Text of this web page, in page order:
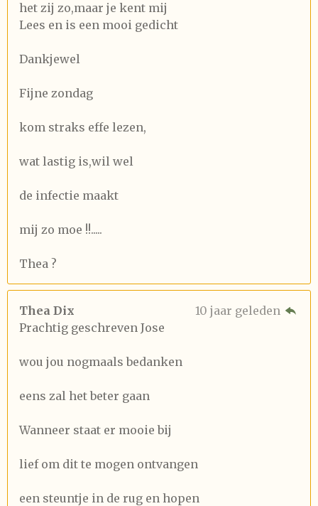
het zij zo,maar je kent mij
Lees en is een mooi gedicht
Dankjewel
Fijne zondag
kom straks effe lezen,
wat lastig is,wil wel
de infectie maakt
mij zo moe !!.....
Thea ?
Thea Dix
10 jaar geleden
Prachtig geschreven Jose
wou jou nogmaals bedanken
eens zal het beter gaan
Wanneer staat er mooie bij
lief om dit te mogen ontvangen
een steuntje in de rug en hopen